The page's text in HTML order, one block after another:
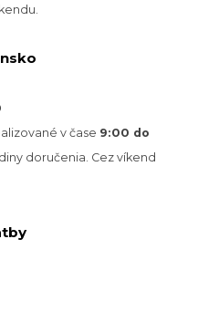
v čase 9:00 do
doručenia. Cez víkend